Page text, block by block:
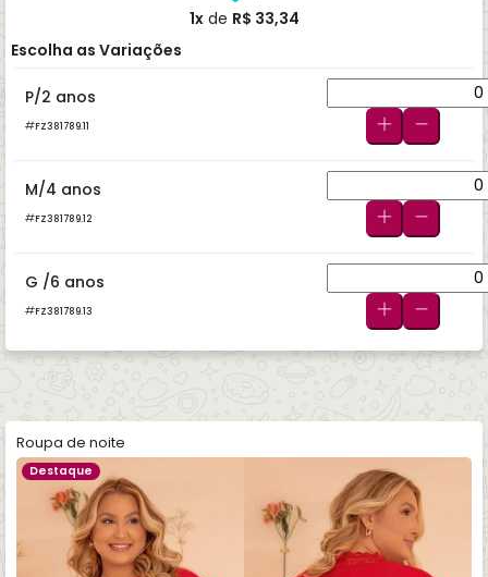
1xde R$ 33,34
Escolha as Variações
P/2 anos
FZ381789.11
M/4 anos
FZ381789.12
G /6 anos
FZ381789.13
Roupa de noite
Destaque